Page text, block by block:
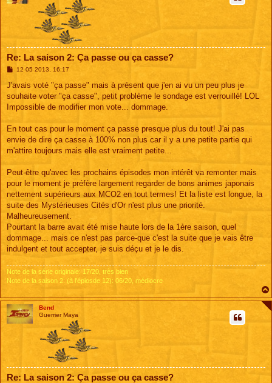
Re: La saison 2: Ça passe ou ça casse?
M
s
a
g
e
12 05 2013, 16:17
J'avais voté "ça passe" mais à présent que j'en ai vu un peu plus je
souhaite voter "ça casse", petit problème le sondage est verrouillé! LOL
Impossible de modifier mon vote... dommage.
En tout cas pour le moment ça passe presque plus du tout! J'ai pas
envie de dire ça casse à 100% non plus car il y a une petite partie qui
m'attire toujours mais elle est vraiment petite...
Peut-être qu'avec les prochains épisodes mon intérêt va remonter mais
pour le moment je préfère largement regarder de bons animes japonais
nettement supérieurs aux MCO2 en tout termes! Et la liste est longue, la
suite des Mystérieuses Cités d'Or n'est plus une priorité.
Malheureusement.
Pourtant la barre avait été mise haute lors de la 1ère saison, quel
dommage... mais ce n'est pas parce-que c'est la suite que je vais être
indulgent et tout accepter, je suis déçu et je le dis.
Note de la série originale: 17/20, très bien
Note de la saison 2: (à l'épiosde 12): 06/20, médiocre
Bend
Guerrier Maya
Re: La saison 2: Ça passe ou ça casse?